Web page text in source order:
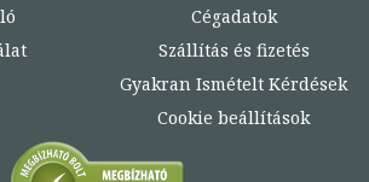
Cégadatok
Szállítás és fizetés
Gyakran Ismételt Kérdések
Cookie beállítások